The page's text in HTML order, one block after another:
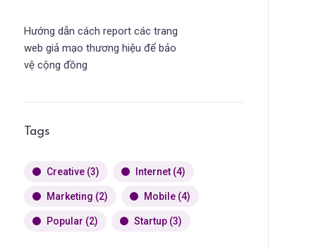
Hướng dẫn cách report các trang
web giả mạo thương hiệu để bảo
vệ cộng đồng
Tags
Creative(3) Internet(4)
Marketing (2) Mobile(4)
Popular (2) Startup(3)